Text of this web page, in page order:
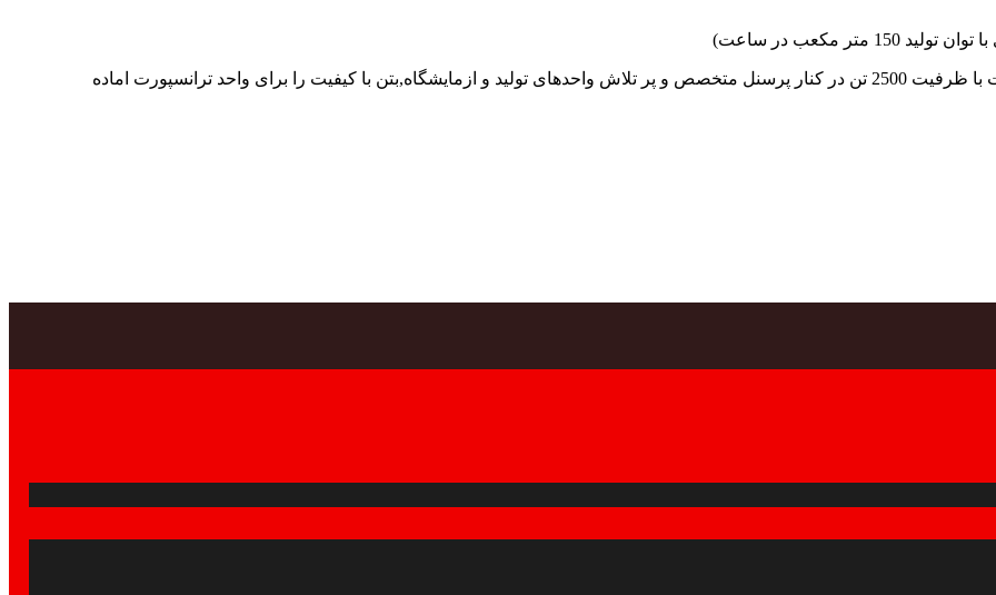
جهاد بتن با فضای کارگاهی و به کار گیری سه دستگاه بچینگ پلانت با ظرفیت 2500 تن در کنار پرسنل متخصص و پر تلاش واحدهای تولید و ازمایشگاه,بتن با کیفیت را برای واحد ترانسپورت اماده